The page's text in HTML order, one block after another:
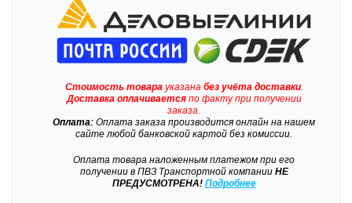
Стоимость товарауказана без учёта доставки.
Доставкаоплачиваетсяпо факту при получении
заказа.
Оплата: Оплата заказа производится онлайн на нашем
сайте любой банковской картой без комиссии.
Оплата товара наложенным платежом при его
получении в ПВЗ Транспортной компанииНЕ
ПРЕДУСМОТРЕНА! Подробнее